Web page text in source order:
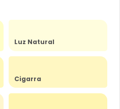
Luz Natural
Cigarra